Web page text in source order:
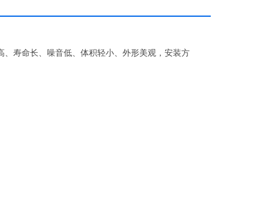
寿命长、噪音低、体积轻小、外形美观，安装方